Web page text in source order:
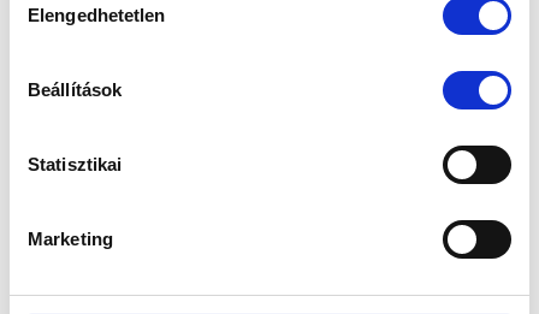
megnyomásával kifejezett hozzájárulásodat adod az
összes süti futtatásához, a „Személyre szabom” gomb
használatával csak az általad kiválasztott süti kategóriák
használatához járulsz hozzá, melyekről a Részletek
Munkánk megkönnyítése érdekében kérjük válaszd az
kiválasztása
Elengedhetetlen
Beállítások
Statisztikai
Marketing
Elfogadom azadatkezelési
FELIRATKOZOM!